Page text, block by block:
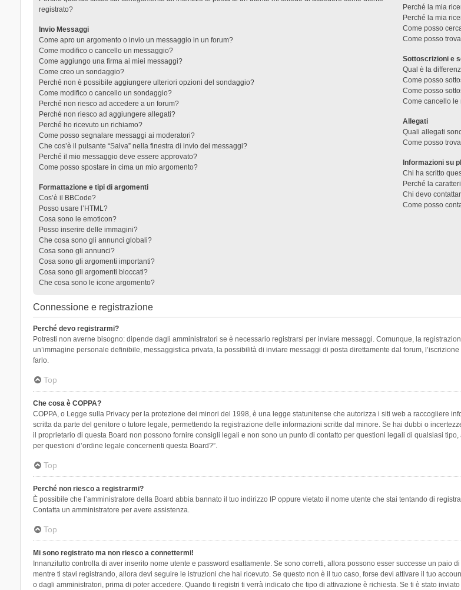
registrato?
Invio Messaggi
Come apro un argomento o invio un messaggio in un forum?
Come modifico o cancello un messaggio?
Come aggiungo una firma ai miei messaggi?
Come creo un sondaggio?
Perché non è possibile aggiungere ulteriori opzioni del sondaggio?
Come modifico o cancello un sondaggio?
Perché non riesco ad accedere a un forum?
Perché non riesco ad aggiungere allegati?
Perché ho ricevuto un richiamo?
Come posso segnalare messaggi ai moderatori?
Che cos’è il pulsante “Salva” nella finestra di invio dei messaggi?
Perché il mio messaggio deve essere approvato?
Come posso spostare in cima un mio argomento?
Formattazione e tipi di argomenti
Cos’è il BBCode?
Posso usare l’HTML?
Cosa sono le emoticon?
Posso inserire delle immagini?
Che cosa sono gli annunci globali?
Cosa sono gli annunci?
Cosa sono gli argomenti importanti?
Cosa sono gli argomenti bloccati?
Che cosa sono le icone argomento?
Perché la mia
Perché la mia
Come posso
Come posso
Sottoscrizioni e
Qual è la
Come posso
Come posso
Come cancello le
Allegati
Quali allegati
Come posso
Informazioni su
Chi ha scritto
Perché la
Chi devo
Come posso
Connessione e registrazione
Perché devo registrarmi?
Potresti non averne bisogno: dipende dagli amministratori se è necessario registrarsi per inviare messaggi. Comunque, la
un’immagine personale definibile, messaggistica privata, la possibilità di inviare messaggi di posta direttamente dal forum,
farlo.
Top
Che cosa è COPPA?
COPPA, o Legge sulla Privacy per la protezione dei minori del 1998, è una legge statunitense che autorizza i siti web a raccogliere
scritta da parte del genitore o tutore legale, permettendo la registrazione delle informazioni scritte dal minore. Se hai dubbi o
il proprietario di questa Board non possono fornire consigli legali e non sono un punto di contatto per questioni legali di qualsiasi
per questioni d’ordine legale concernenti questa Board?”.
Top
Perché non riesco a registrarmi?
È possibile che l’amministratore della Board abbia bannato il tuo indirizzo IP oppure vietato il nome utente che stai tentando di
Contatta un amministratore per avere assistenza.
Top
Mi sono registrato ma non riesco a connettermi!
Innanzitutto controlla di aver inserito nome utente e password esattamente. Se sono corretti, allora possono esser successe un paio
mentre ti stavi registrando, allora devi seguire le istruzioni che hai ricevuto. Se questo non è il tuo caso, forse devi attivare il tuo
o dagli amministratori, prima di poter accedere. Quando ti registri ti verrà indicato che tipo di attivazione è richiesta. Se ti è stato